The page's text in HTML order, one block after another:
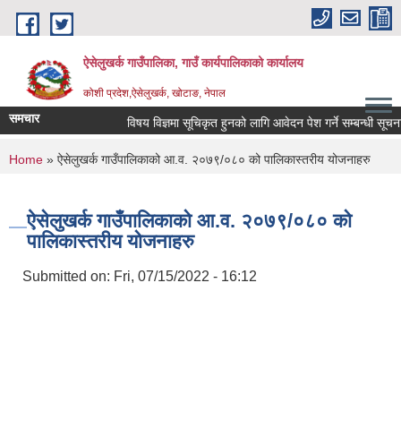
Skip to main content
ऐसेलुखर्क गाउँपालिका, गाउँ कार्यपालिकाको कार्यालय
कोशी प्रदेश,ऐसेलुखर्क, खोटाङ, नेपाल
समचार विषय विज्ञमा सूचिकृत हुनको लागि आवेदन पेश गर्ने सम्बन्धी सूचना ।
You are here
Home » ऐसेलुखर्क गाउँपालिकाको आ.व. २०७९/०८० को पालिकास्तरीय योजनाहरु
ऐसेलुखर्क गाउँपालिकाको आ.व. २०७९/०८० को
पालिकास्तरीय योजनाहरु
Submitted on: Fri, 07/15/2022 - 16:12